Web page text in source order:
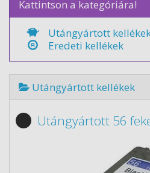
Kattintson a kategóriára!
Utángyártott
Eredeti kellékek
Utángyártott kellékek
Utángyártott 56